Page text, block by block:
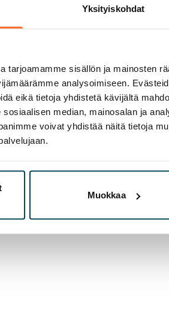
Yksityiskohdat
tarjoamamme sisällön ja mainosten
analysoimiseen.
eikä tietoja yhdistetä kävijältä
median, mainosalan ja
voivat yhdistää näitä tietoja
Muokkaa